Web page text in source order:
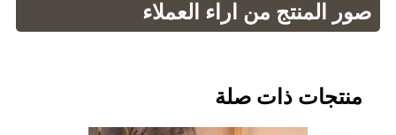
صور المنتج من اراء العملاء
منتجات ذات صلة